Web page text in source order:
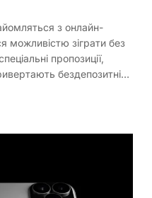
з онлайн-
можливістю зіграти без
пропозиції,
бездепозитні…